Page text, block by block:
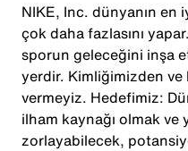
NIKE, Inc. dünyanın en
çok daha fazlasını
sporun geleceğini inşa
yerdir. Kimliğimizden
vermeyiz. Hedefimiz:
ilham kaynağı olmak ve
zorlayabilecek,